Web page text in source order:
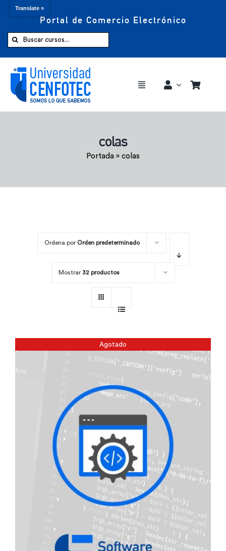
Portal de Comercio Electrónico
Buscar:
Toggle
Comprar ahora
colas
Portada » colas
Ordena por Orden predeterminado
Mostrar 32 productos
Agotado
Translate »